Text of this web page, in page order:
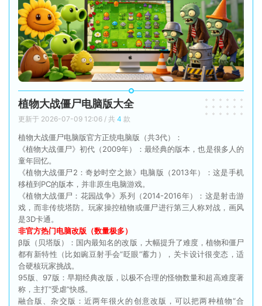
植物大战僵尸电脑版大全
更新于 2026-07-09 12:06 / 共 4 款
植物大战僵尸电脑版官方正统电脑版（共3代）：
《植物大战僵尸》初代（2009年）：最经典的版本，也是很多人的
童年回忆。
《植物大战僵尸2：奇妙时空之旅》电脑版（2013年）：这是手机
移植到PC的版本，并非原生电脑游戏。
《植物大战僵尸：花园战争》系列（2014-2016年）：这是射击游
戏，而非传统塔防。玩家操控植物或僵尸进行第三人称对战，画风
是3D卡通。
非官方热门电脑改版（数量极多）
β版（贝塔版）：国内最知名的改版，大幅提升了难度，植物和僵尸
都有新特性（比如豌豆射手会“眨眼”蓄力），关卡设计很变态，适
合硬核玩家挑战。
95版、97版：早期经典改版，以极不合理的怪物数量和超高难度著
称，主打“受虐”快感。
融合版、杂交版：近两年很火的创意改版，可以把两种植物“合